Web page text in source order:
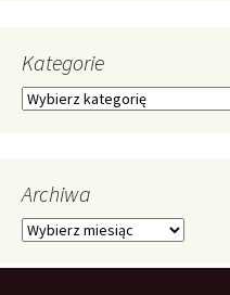
Kategorie
Kategorie
Archiwa
Archiwa